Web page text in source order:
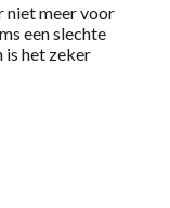
niet meer voor
een slechte
is het zeker